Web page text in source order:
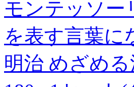
モンテッソー
を表す言葉に
明治 めざめ